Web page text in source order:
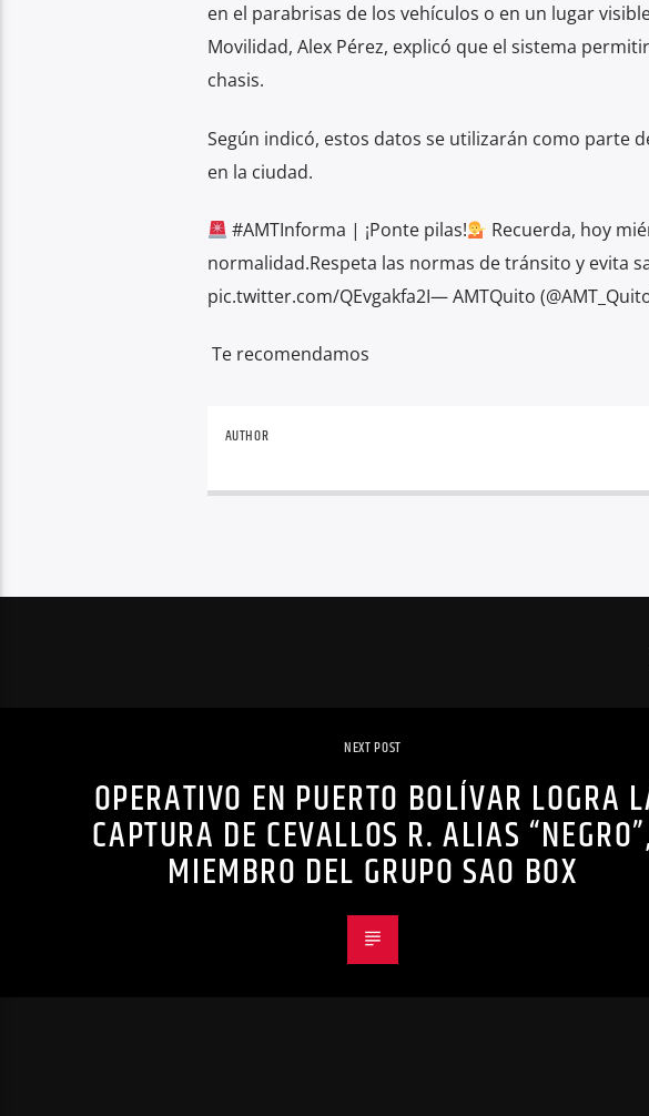
en el parabrisas de los vehículos o en un lugar
Movilidad, Alex Pérez, explicó que el sistema
chasis.
Según indicó, estos datos se utilizarán como parte
en la ciudad.
#AMTInforma | ¡Ponte pilas!
Recuerda, hoy
normalidad.Respeta las normas de tránsito y evita
pic.twitter.com/QEvgakfa2I— AMTQuito
Te recomendamos
AUTHOR
NEXT POST
OPERATIVO EN PUERTO BOLÍVAR LOGRA
CAPTURA DE CEVALLOS R. ALIAS
MIEMBRO DEL GRUPO SAO BOX